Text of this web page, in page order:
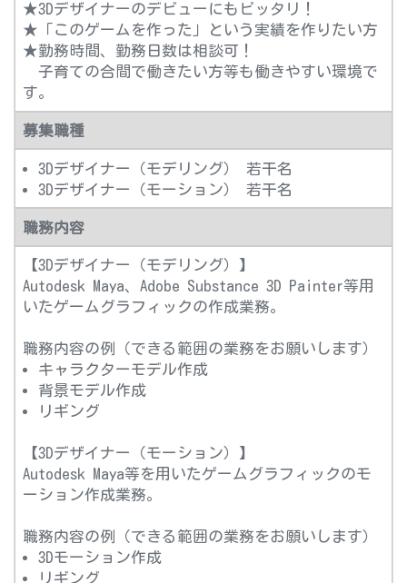
★3Dデザイナーのデビューにもピッタリ！
★「このゲームを作った」という実績を作りたい方
★勤務時間、勤務日数は相談可！
子育ての合間で働きたい方等も働きやすい環境で
す。
募集職種
3Dデザイナー（モデリング） 若干名
3Dデザイナー（モーション） 若干名
職務内容
【3Dデザイナー（モデリング）】
Autodesk Maya、Adobe Substance 3D Painter等用
いたゲームグラフィックの作成業務。
職務内容の例（できる範囲の業務をお願いします）
キャラクターモデル作成
背景モデル作成
リギング
【3Dデザイナー（モーション）】
Autodesk Maya等を用いたゲームグラフィックのモ
ーション作成業務。
職務内容の例（できる範囲の業務をお願いします）
3Dモーション作成
リギング